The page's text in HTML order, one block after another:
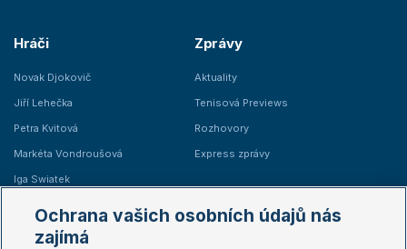
Hráči
Novak Djokovič
Jiří Lehečka
Petra Kvitová
Markéta Vondroušová
Iga Swiatek
Zprávy
Aktuality
Tenisová Previews
Rozhovory
Express zprávy
Žebříčky
Ochrana vašich osobních údajů nás
zajímá